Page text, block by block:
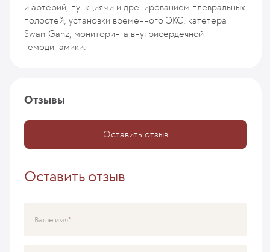
и артерий, пункциями и дренированием плевральных
полостей, установки временного ЭКС, катетера
Swan-Ganz, мониторинга внутрисердечной
гемодинамики.
Отзывы
Оставить отзыв
Оставить отзыв
Ваше имя